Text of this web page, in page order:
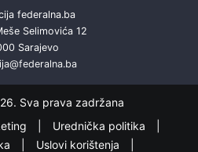
federalna.ba
Selimovića 12
Sarajevo
Sva prava zadržana
Urednička politika
Uslovi korištenja